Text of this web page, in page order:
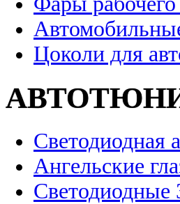
Цоколи для
Светодиодная
Ангельские
Светодиодные